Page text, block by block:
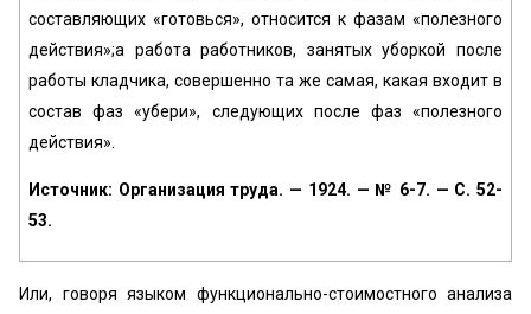
составляющих «готовься», относится к фазам «полезного
действия»;а работа работников, занятых уборкой после
работы кладчика, совершенно та же самая, какая входит в
состав фаз «убери», следующих после фаз «полезного
действия».
Источник: Организация труда. — 1924. — № 6-7. — С. 52-
53.
Или, говоря языком функционально-стоимостного анализа